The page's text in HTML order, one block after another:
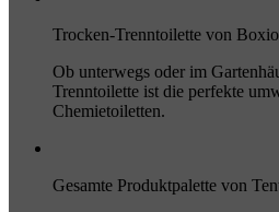
Trocken-Trenntoilette von Boxio
Ob unterwegs oder im
Trenntoilette ist die perfekte
Chemietoiletten.
Gesamte Produktpalette von